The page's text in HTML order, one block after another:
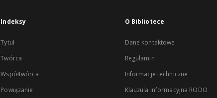
Indeksy
Tytuł
Twórca
Współtwórca
Powiązanie
O Bibliotece
Dane kontaktowe
Regulamin
Informacje techniczne
Klauzula informacyjna RODO